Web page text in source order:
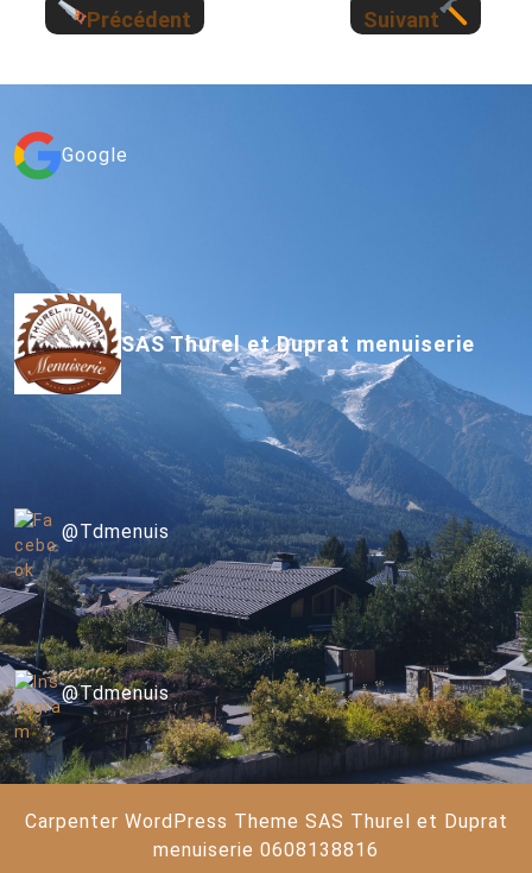
Précédent Suivant
Google
SAS Thurel et Duprat menuiserie
@Tdmenuis
@Tdmenuis
Carpenter WordPress Theme SAS Thurel et Duprat
menuiserie 0608138816